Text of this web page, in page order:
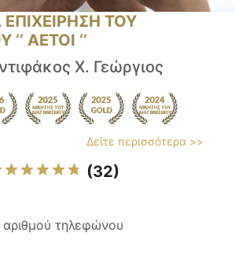
ΕΠΙΧΕΙΡΗΣΗ ΤΟΥ
ΑΕΤΟΙ ‘’
Χ. Γεώργιος
Δείτε περισσότερα >>
(32)
τηλεφώνου